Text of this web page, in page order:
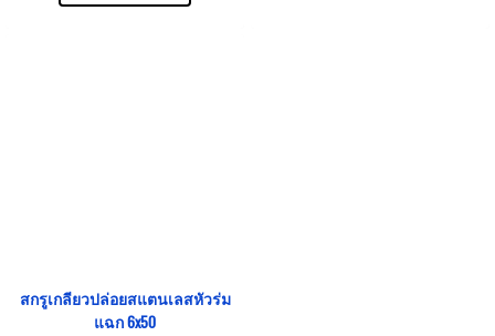
สกรูเกลียวปล่อยสแตนเลสหัวร่ม
แฉก 6x50